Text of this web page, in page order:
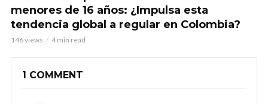
menores de 16 años: ¿Impulsa esta
tendencia global a regular en Colombia?
146 views 4 min read
1 COMMENT